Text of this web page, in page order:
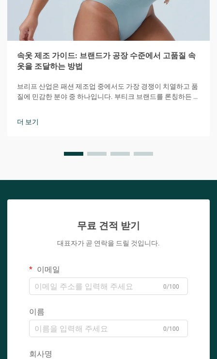
속옷 제조 가이드: 브랜드가 공장 수준에서 고품질 속
옷을 조달하는 방법
브리프 산업은 패션 제조업 중에서도 가장 경쟁이 치열하고 품
질에 민감한 분야 중 하나입니다. 부티크 브랜드를 론칭하든 기
더 보기
무료 견적 받기
대표자가 곧 연락을 드릴 것입니다.
이메일
0/100
이름
0/100
회사명